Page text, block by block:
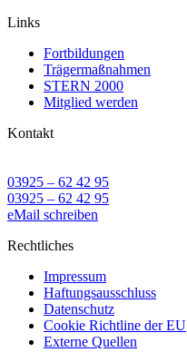
Links
Fortbildungen
Trägermaßnahmen
STERN 2000
Mitglied werden
Kontakt
03925 – 62 42 95
03925 – 62 42 95
eMail schreiben
Rechtliches
Impressum
Haftungsausschluss
Datenschutz
Cookie Richtline der EU
Externe Quellen